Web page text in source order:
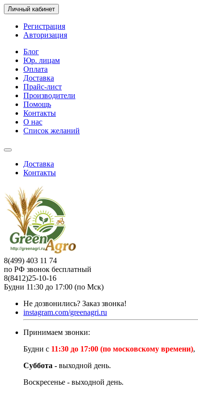
Личный кабинет
Регистрация
Авторизация
Блог
Юр. лицам
Оплата
Доставка
Прайс-лист
Производители
Помощь
Контакты
О нас
Список желаний
Доставка
Контакты
8(499) 403 11 74
по РФ звонок бесплатный
8(8412)25-10-16
Будни 11:30 до 17:00 (по Мск)
Не дозвонились? Заказ звонка!
instagram.com/greenagri.ru
Принимаем звонки:
Будни с 11:30 до 17:00 (по московскому времени),
Суббота - выходной день.
Воскресенье - выходной день.